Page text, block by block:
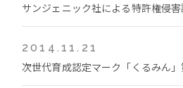
サンジェニック社による特許権侵
2014.11.21
次世代育成認定マーク「くるみん